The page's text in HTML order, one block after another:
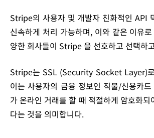
Stripe의 사용자 및 개발자 친화적인 API
신속하게 처리 가능하며, 이와 같은 이유
양한 회사들이 Stripe 을 선호하고 선택하
Stripe는 SSL (Security Socket Layer)
이는 사용자의 금융 정보인 직불/신용카
가 온라인 거래를 할 때 적절하게 암호화되
다는 것을 의미합니다.